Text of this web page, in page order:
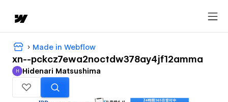
Made in Webflow
xn--pckcz7ewa2noctdw378ay4jf12amma
Hidenari Matsushima
H Hidenari Matsushima